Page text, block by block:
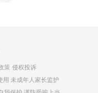
策 侵权投诉
未成年人家长监护